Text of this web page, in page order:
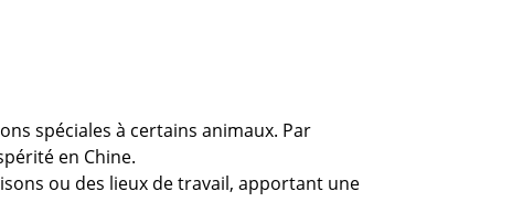
spéciales à certains animaux. Par
en Chine.
ou des lieux de travail, apportant une